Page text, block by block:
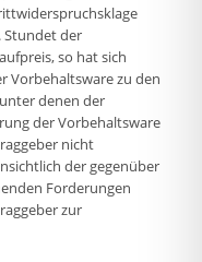
Stundet der
so hat sich
Vorbehaltsware zu den
denen der
der Vorbehaltsware
nicht
der gegenüber
Forderungen
zur